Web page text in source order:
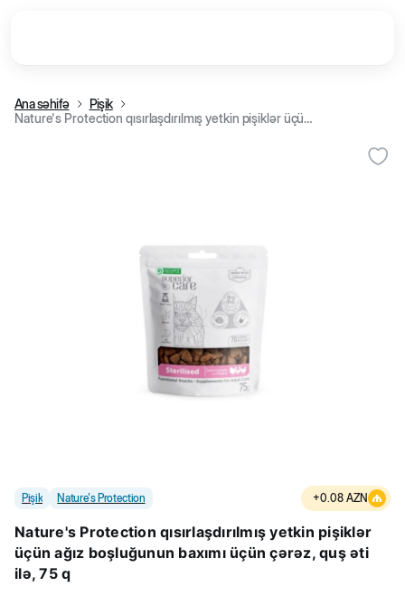
Ana səhifə
Pişik
Nature's Protection qısırlaşdırılmış yetkin pişiklər üçün ağız boşluğunun baxımı üçün çərəz, quş əti ilə, 75 q
Pişik Nature's Protection +0.08 AZN
Nature's Protection qısırlaşdırılmış yetkin pişiklər
üçün ağız boşluğunun baxımı üçün çərəz, quş əti
ilə, 75 q